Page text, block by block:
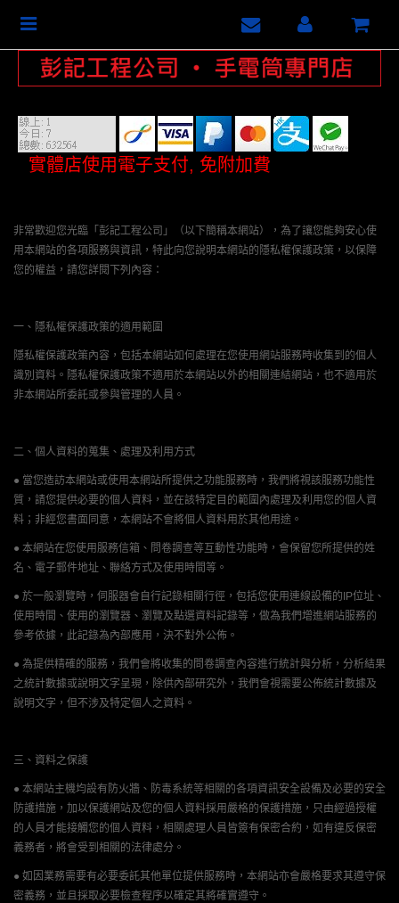
實體店使用電子支付, 免附加費
Toggle
非常歡迎您光臨「彭記工程公司」（以下簡稱本網站），為了讓您能夠安心使
用本網站的各項服務與資訊，特此向您說明本網站的隱私權保護政策，以保障
您的權益，請您詳閱下列內容：
一、隱私權保護政策的適用範圍
隱私權保護政策內容，包括本網站如何處理在您使用網站服務時收集到的個人
識別資料。隱私權保護政策不適用於本網站以外的相關連結網站，也不適用於
非本網站所委託或參與管理的人員。
二、個人資料的蒐集、處理及利用方式
● 當您造訪本網站或使用本網站所提供之功能服務時，我們將視該服務功能性
質，請您提供必要的個人資料，並在該特定目的範圍內處理及利用您的個人資
料；非經您書面同意，本網站不會將個人資料用於其他用途。
● 本網站在您使用服務信箱、問卷調查等互動性功能時，會保留您所提供的姓
名、電子郵件地址、聯絡方式及使用時間等。
● 於一般瀏覽時，伺服器會自行記錄相關行徑，包括您使用連線設備的IP位址、
使用時間、使用的瀏覽器、瀏覽及點選資料記錄等，做為我們增進網站服務的
參考依據，此記錄為內部應用，決不對外公佈。
● 為提供精確的服務，我們會將收集的問卷調查內容進行統計與分析，分析結果
之統計數據或說明文字呈現，除供內部研究外，我們會視需要公佈統計數據及
說明文字，但不涉及特定個人之資料。
三、資料之保護
● 本網站主機均設有防火牆、防毒系統等相關的各項資訊安全設備及必要的安全
防護措施，加以保護網站及您的個人資料採用嚴格的保護措施，只由經過授權
的人員才能接觸您的個人資料，相關處理人員皆簽有保密合約，如有違反保密
義務者，將會受到相關的法律處分。
● 如因業務需要有必要委託其他單位提供服務時，本網站亦會嚴格要求其遵守保
密義務，並且採取必要檢查程序以確定其將確實遵守。